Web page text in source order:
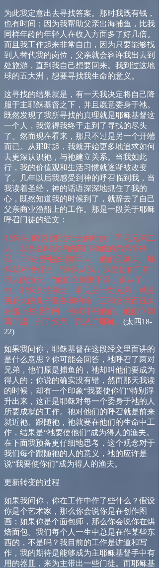
为此我定意出去寻找答案。那时我既有钱，
也有时间；因为我帮助父亲出海捕鱼，比我
同样年龄的年轻人在收入方面多了好几倍。
而且我工作起来非常自由，因为只要能够找
到人替代我的岗位，父亲就会容许我出去到
处旅游，直到我自己想要回来。我到过这地
球的五大洲，想要寻找我生命的意义。
这寻找的结果就是 ，有一天我决定将自己降
服于主耶稣基督之下，并且愿意委身于祂。
既然发现了我所寻找的真理就是耶稣基督这
一个人， 我觉得我终于走到了寻找的尽头
了。然而现在看来，那只不过是另一个开端
而已。从那时起， 我就开始更多地追求如何
去更深认识祂，与祂建立关系。当我如此
行，我的价值观和生活习惯就逐渐被改变
了。几年以后我感受到神的呼召临到我，当
我读着圣经，神的话语深深地抓住了我的
心，既然知道我的时候到了，就辞去了自己
父亲商业渔船上的工作。 那是一段关于耶稣
呼召门徒的经文 ：
耶稣在加利利海边行走的时候，看见兄弟二
人，就是名叫彼得的西门和他的弟弟安得
烈，正在把网撒到海里去；他们是渔夫。耶
稣就对他们说：“来跟从我，我要使你们作
得人的渔夫。”他们立刻撇下网，跟从了
祂。耶稣又往前走，看见另一对兄弟，就是
西庇太的儿子雅各和约翰，正和父亲西庇太
在船上整理鱼网，祂就呼召他们。他们立刻
离了船，别了父亲，跟从了耶稣。 (太四18-
22)
如果我问你，耶稣基督在这段经文里面讲的
是什么意思？你可能会回答，祂呼召了两对
兄弟，他们原是捕鱼的，祂却叫他们要成为
得人的；你说的确实没有错，然而那天我读
的时候，却有一个印象“我要使你们”特别浮
升出来，这正是耶稣对每一个委身于祂的人
所要成就的工作。祂对他们的呼召就是前来
就近祂、跟随祂，祂就要在他们的生命中工
作，结果是“祂要使他们”成为得人的渔夫。
在下面我预备更仔细地思考，这个观念对于
我们每个跟随祂的人的意义，祂的应许是
说“我要使你们”成为得人的渔夫。
更新转变的过程
如果我问你，你在工作中作了些什么？假设
你是个艺术家，那么你会说你是在创作图
画；如果你是个面包师，那么你会说你在烘
焙面包。我们每个人一生中总是在作某些东
西的，不是吗？我目前的工作是讲道和写
作，我的期待是能够成为主耶稣基督手中有
用的器皿，来为主带出一些门徒。而耶稣基